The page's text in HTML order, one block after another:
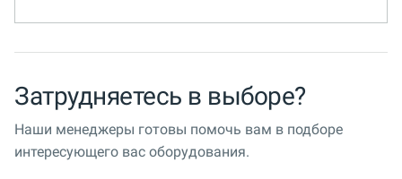
Затрудняетесь в выборе?
Наши менеджеры готовы помочь вам в подборе
интересующего вас оборудования.